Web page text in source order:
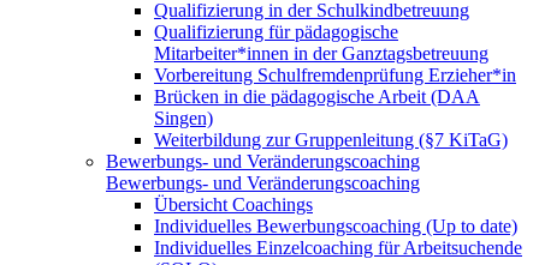
Qualifizierung in der Schulkindbetreuung
Qualifizierung für pädagogische
Mitarbeiter*innen in der Ganztagsbetreuung
Vorbereitung Schulfremdenprüfung Erzieher*in
Brücken in die pädagogische Arbeit (DAA
Singen)
Weiterbildung zur Gruppenleitung (§7 KiTaG)
Bewerbungs- und Veränderungscoaching
Bewerbungs- und Veränderungscoaching
Übersicht Coachings
Individuelles Bewerbungscoaching (Up to date)
Individuelles Einzelcoaching für Arbeitsuchende